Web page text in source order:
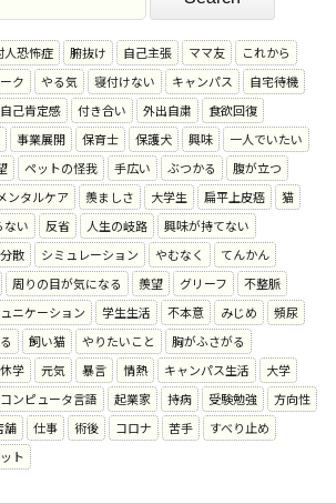
人恐怖症 腑抜け 自己主張 ママ友
これから
ク やる気 寝付けない キャンパス
自宅待機
自己肯定感 付き合い 外出自粛
食欲回復
事業展開 保育士 保護犬 興味
一人でいたい
ペットの怪我 手広い ぶつかる
腹が立つ
ンタルケア 羨ましさ 大学生 扁平上皮癌
猫
ない 反省 人生の岐路
興味が持てない
分散 シミュレーション やむなく
てんかん
周りの目が気になる 羨望 グリーフ
不整脈
ニケーション 学生生活 不本意 みじめ
頻尿
飼い猫 やりたいこと
胸がふさがる
休学 元気 暴言 情熱 キャンパス生活
大学
コンピュータ言語 起業家 持病 受験勉強
方向性
舗 仕事 術後 コロナ 苦手
すべり止め
ト